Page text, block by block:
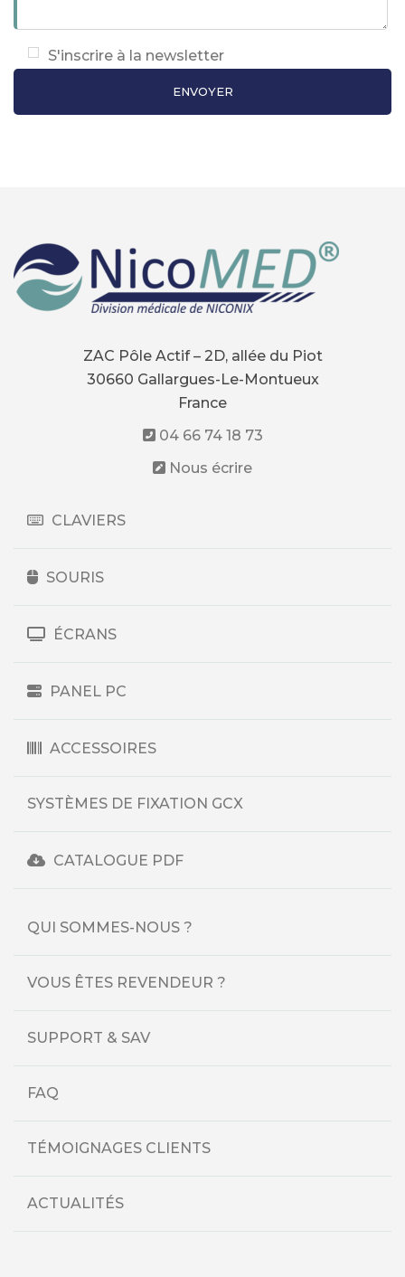
S'inscrire à la newsletter
ZAC Pôle Actif – 2D, allée du Piot
30660 Gallargues-Le-Montueux
France
04 66 74 18 73
Nous écrire
CLAVIERS
SOURIS
ÉCRANS
PANEL PC
ACCESSOIRES
SYSTÈMES DE FIXATION GCX
CATALOGUE PDF
QUI SOMMES-NOUS ?
VOUS ÊTES REVENDEUR ?
SUPPORT & SAV
FAQ
TÉMOIGNAGES CLIENTS
ACTUALITÉS